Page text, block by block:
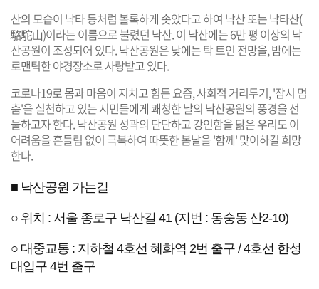
포
털 R
L
복
사
유
하
기
크
게
변
경
작
게
변
경
산의 모습이 낙타 등처럼 볼록하게 솟았다고 하여 낙산 또는 낙타산(
駱駝山)이라는 이름으로 불렸던 낙산. 이 낙산에는 6만 평 이상의 낙
산공원이 조성되어 있다. 낙산공원은 낮에는 탁 트인 전망을, 밤에는
로맨틱한 야경장소로 사랑받고 있다.
코로나19로 몸과 마음이 지치고 힘든 요즘, 사회적 거리두기, '잠시 멈
춤'을 실천하고 있는 시민들에게 쾌청한 날의 낙산공원의 풍경을 선
물하고자 한다. 낙산공원 성곽의 단단하고 강인함을 닮은 우리도 이
어려움을 흔들림 없이 극복하여 따뜻한 봄날을 '함께' 맞이하길 희망
한다.
■ 낙산공원 가는길
○ 위치 : 서울 종로구 낙산길 41 (지번 : 동숭동 산2-10)
○ 대중교통 : 지하철 4호선 혜화역 2번 출구 / 4호선 한성
대입구 4번 출구